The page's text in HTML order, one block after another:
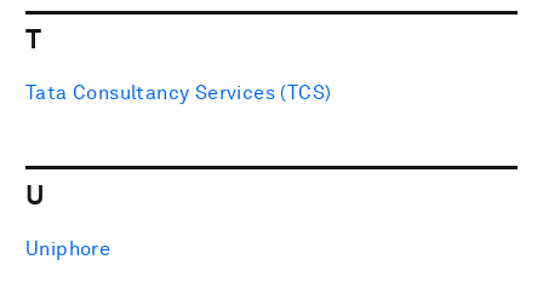
T
Tata Consultancy Services (TCS)
U
Uniphore